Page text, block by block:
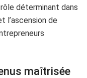
déterminant dans
l’ascension de
maîtrisée